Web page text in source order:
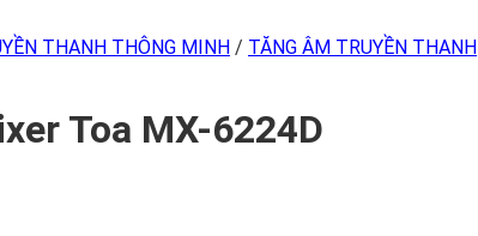
THANH THÔNG MINH / TĂNG ÂM TRUYỀN THANH
Toa MX-6224D